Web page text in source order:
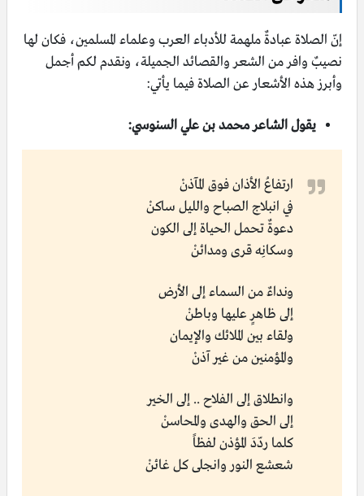
إنّ الصلاة عبادةٌ ملهمة للأدباء العرب وعلماء المسلمين، فكان لها
نصيبٌ وافر من الشعر والقصائد الجميلة، ونقدم لكم أجمل
وأبرز هذه الأشعار عن الصلاة فيما يأتي:
يقول الشاعر محمد بن علي السنوسي:
ارتفاعُ الأذان فوق المآذنْ
في انبلاج الصباح والليل ساكنْ
دعوةٌ تحمل الحياة إلى الكون
وسكانِه قرى ومدائنْ
ونداءٌ من السماء إلى الأرض
إلى ظاهرٍ عليها وباطنْ
ولقاء بين الملائك والإيمان
والمؤمنين من غير آذنْ
وانطلاق إلى الفلاح .. إلى الخير
إلى الحق والهدى والمحاسنْ
كلما ردّدَ المؤذن لفظاً
شعشع النور وانجلى كل غائنْ